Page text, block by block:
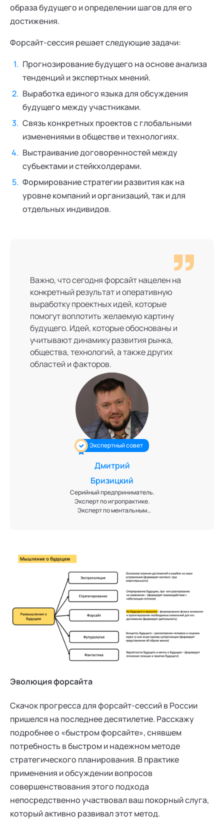
образа будущего и определении шагов для его
достижения.
Форсайт-сессия решает следующие задачи:
Прогнозирование будущего на основе анализа
тенденций и экспертных мнений.
Выработка единого языка для обсуждения
будущего между участниками.
Связь конкретных проектов с глобальными
изменениями в обществе и технологиях.
Выстраивание договоренностей между
субъектами и стейкхолдерами.
Формирование стратегии развития как на
уровне компаний и организаций, так и для
отдельных индивидов.
Экспертный совет
Дмитрий
Бризицкий
Серийный предприниматель.
Эксперт по игропрактике.
Эксперт по ментальным
"Игропрактика" и член Высшего
экспертного совета кафедры
"Ментальные практики"
Академии социальных
технологий. Автор
"Путеводителя по территории
смыслов", Автор "Азбуки
взрослых".
Важно, что сегодня форсайт нацелен на
конкретный результат и оперативную
выработку проектных идей, которые
помогут воплотить желаемую картину
будущего. Идей, которые обоснованы и
учитывают динамику развития рынка,
общества, технологий, а также других
областей и факторов.
Эволюция форсайта
Скачок прогресса для форсайт-сессий в России
пришелся на последнее десятилетие. Расскажу
подробнее о «быстром форсайте», снявшем
потребность в быстром и надежном методе
стратегического планирования. В практике
применения и обсуждении вопросов
совершенствования этого подхода
непосредственно участвовал ваш покорный слуга,
который активно развивал этот метод.